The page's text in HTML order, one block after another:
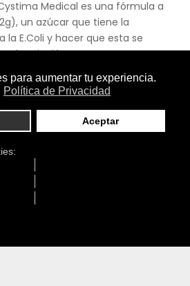
Medical es una fórmula a
un azúcar que tiene la
la E.Coli y hacer que esta se
la micción. Contamos con
la eficacia y rapidez de la D-
in vitro, se constató que más
de contacto con la D-manosa.
2 g de D-manosa
la recidiva de
no tuvieron un nuevo